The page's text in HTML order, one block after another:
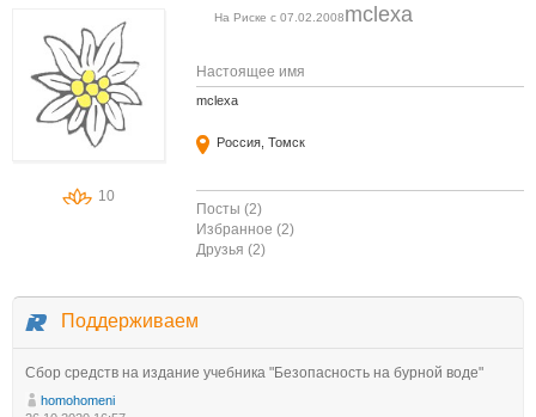
10
mclexa
На Риске с 07.02.2008
Настоящее имя
mclexa
Россия, Томск
Посты (2)
Избранное (2)
Друзья (2)
Поддерживаем
Сбор средств на издание учебника "Безопасность на бурной воде"
homohomeni